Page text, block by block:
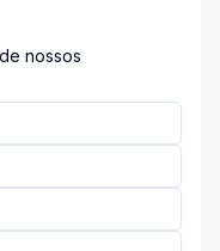
nossos